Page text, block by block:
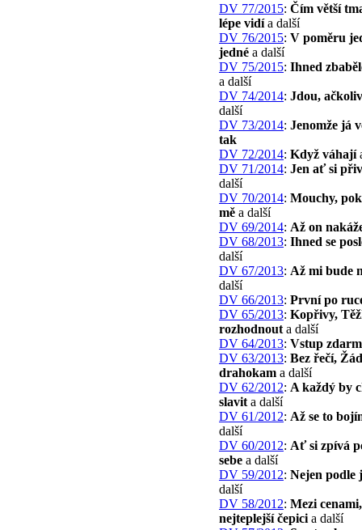
DV 77/2015: Čím větší
lépe vidía další
DV 76/2015: V poměru
jedné a další
DV 75/2015: Ihned
a další
DV 74/2014: Jdou,
další
DV 73/2014: Jenomže já
tak
DV 72/2014: Když váhají
DV 71/2014: Jen ať si
další
DV 70/2014: Mouchy,
mě a další
DV 69/2014: Až on
DV 68/2013: Ihned se
další
DV 67/2013: Až mi bude
další
DV 66/2013: První po
DV 65/2013: Kopřivy,
rozhodnout a další
DV 64/2013: Vstup
DV 63/2013: Bez řečí,
drahokam a další
DV 62/2012: A každý by
slavit a další
DV 61/2012: Až se to
další
DV 60/2012: Ať si zpívá
sebe a další
DV 59/2012: Nejen podle
další
DV 58/2012: Mezi
nejteplejší čepici a další